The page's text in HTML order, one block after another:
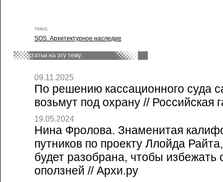
тема:
SOS. Архитектурное наследие
статьи на эту тему:
09.11.2025
По решению кассационного суда
возьмут под охрану // Российская
19.05.2024
Нина Фролова. Знаменитая
путников по проекту Ллойда
будет разобрана, чтобы избежать
оползней // Архи.ру